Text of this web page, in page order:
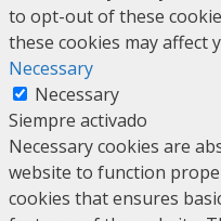
to opt-out of these
these cookies may affect
Necessary
Necessary
Siempre activado
Necessary cookies are
website to function
cookies that ensures